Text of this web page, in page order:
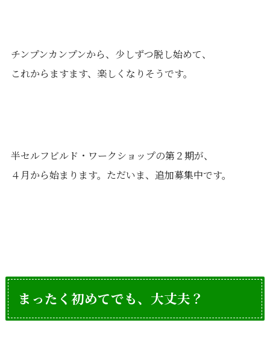
チンプンカンプンから、少しずつ脱し始めて、
これからますます、楽しくなりそうです。
半セルフビルド・ワークショップの第２期が、
４月から始まります。ただいま、追加募集中です。
まったく初めてでも、大丈夫？